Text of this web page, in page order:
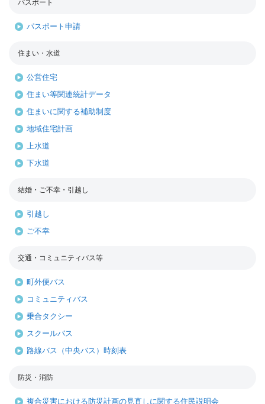
パスポート
パスポート申請
住まい・水道
公営住宅
住まい等関連統計データ
住まいに関する補助制度
地域住宅計画
上水道
下水道
結婚・ご不幸・引越し
引越し
ご不幸
交通・コミュニティバス等
町外便バス
コミュニティバス
乗合タクシー
スクールバス
路線バス（中央バス）時刻表
防災・消防
複合災害における防災計画の見直しに関する住民説明会